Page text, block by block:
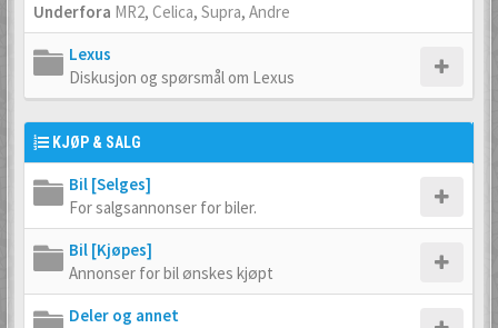
Underfora MR2, Celica, Supra, Andre
Lexus
Diskusjon og spørsmål om Lexus
KJØP & SALG
Bil [Selges]
For salgsannonser for biler.
Bil [Kjøpes]
Annonser for bil ønskes kjøpt
Deler og annet